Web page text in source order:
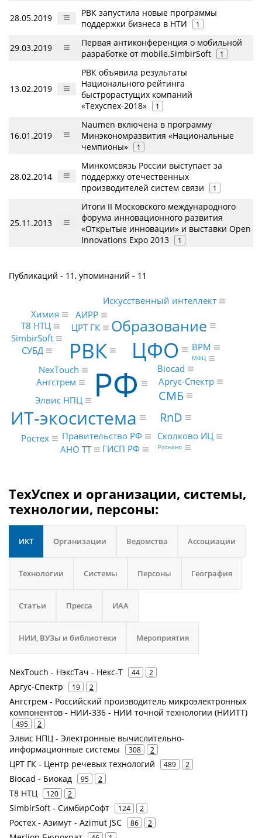
28.05.2019
РВК запустила новые программы
поддержки бизнеса в НТИ
1
29.03.2019
Первая антиконференция о мобильной
разработке от mobile.SimbirSoft
1
13.02.2019
РВК объявила результаты
Национального рейтинга
быстрорастущих компаний
«Техуспех-2018»
1
16.01.2019
Naumen включена в программу
Минэкономразвития «Национальные
чемпионы»
1
28.02.2014
Минкомсвязь России выступает за
поддержку отечественных
производителей систем связи
1
25.11.2013
Итоги II Московского международного
форума инновационного развития
«Открытые инновации» и выставки Open
Innovations Expo 2013
1
Публикаций - 11, упоминаний - 11
РФ
ЦФО
РВК
ИТ-экосистема
Образование
RnD
СМБ
NexTouch
Аргус-Спектр
Ангстрем
Элвис НПЦ
ЦРТ ГК
Biocad
Т8 НТЦ
SimbirSoft
Ростех Правительство РФ
Сколково ИЦ
АНО ТТ
АИРР
Искусственный интеллект
СУБД BPM
ГИСП РФ
Химия
Роснано
МФЦ
ТехУспех и организации, системы,
технологии, персоны:
ИКТ Организации Ведомства Ассоциации
Технологии Системы Персоны География
Статьи Пресса ИАА
НИИ, ВУЗы и библиотеки Мероприятия
NexTouch - НэксТач - Некс-Т 44 2
Аргус-Спектр 19 2
Ангстрем - Российский производитель микроэлектронных
компонентов - НИИ-336 - НИИ точной технологии (НИИТТ)
495 2
Элвис НПЦ - Электронные вычислительно-
информационные системы
308 2
ЦРТ ГК - Центр речевых технологий 489 2
Biocad - Биокад 95 2
Т8 НТЦ 120 2
SimbirSoft - СимбирСофт 124 2
Ростех - Азимут - Azimut JSC 86 2